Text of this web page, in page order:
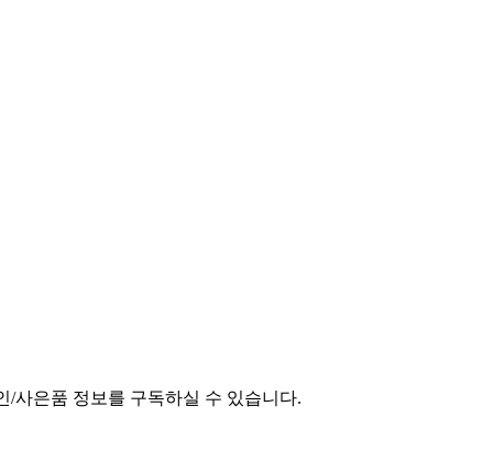
/사은품 정보를 구독하실 수 있습니다.